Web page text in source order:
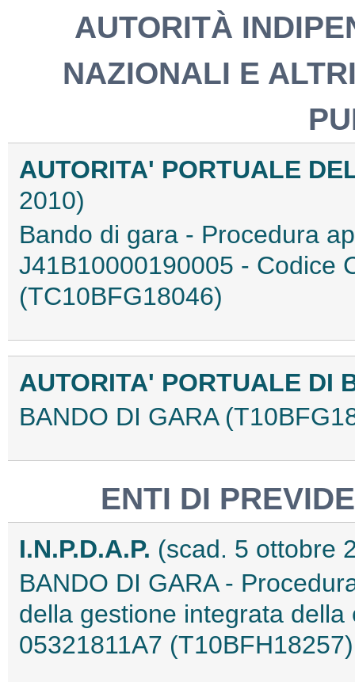
AUTORITÀ
NAZIONALI E
AUTORITA' PORTUALE
2010)
Bando di gara - Procedura
J41B10000190005 - Codice
(TC10BFG18046)
AUTORITA' PORTUALE DI
BANDO DI GARA
ENTI DI
I.N.P.D.A.P. (scad. 5 ottobre
BANDO DI GARA -
della gestione integrata
05321811A7 (T10BFH18257)